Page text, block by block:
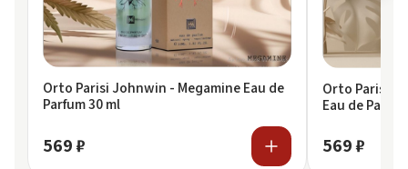
Orto Parisi Johnwin - Megamine Eau de
Parfum 30 ml
569 ₽
Orto Parisi
Eau de
569 ₽